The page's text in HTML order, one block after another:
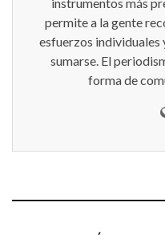
instrumentos más
permite a la gente
esfuerzos individuales
sumarse. El
forma de